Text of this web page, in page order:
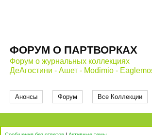
ФОРУМ О ПАРТВОРКАХ
Форум о журнальных коллекциях
ДеАгостини - Ашет - Modimio -
Анонсы Форум Все Коллекции